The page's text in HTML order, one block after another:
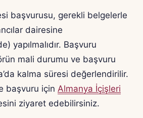
başvurusu, gerekli belgelerle
dairesine
yapılmalıdır. Başvuru
mali durumu ve başvuru
kalma süresi değerlendirilir.
başvuru için Almanya İçişleri
ziyaret edebilirsiniz.